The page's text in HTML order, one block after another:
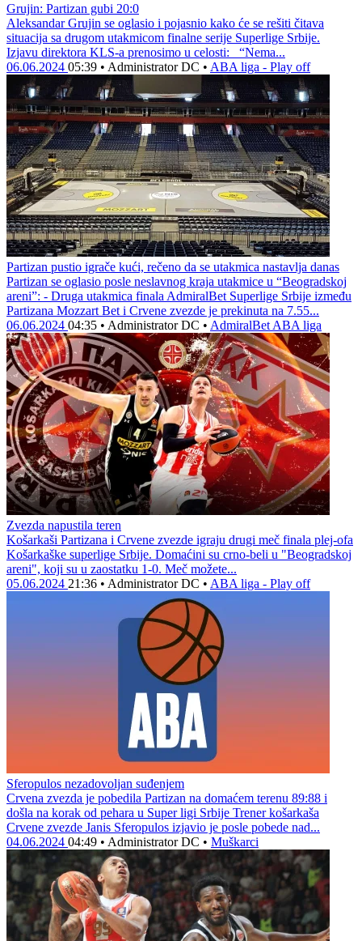
Grujin: Partizan gubi 20:0
Aleksandar Grujin se oglasio i pojasnio kako će se rešiti čitava
situacija sa drugom utakmicom finalne serije Superlige Srbije.
Izjavu direktora KLS-a prenosimo u celosti: “Nema...
06.06.2024 05:39 • Administrator DC • ABA liga - Play off
Partizan pustio igrače kući, rečeno da se utakmica nastavlja danas
Partizan se oglasio posle neslavnog kraja utakmice u “Beogradskoj
areni”: - Druga utakmica finala AdmiralBet Superlige Srbije između
Partizana Mozzart Bet i Crvene zvezde je prekinuta na 7.55...
06.06.2024 04:35 • Administrator DC • AdmiralBet ABA liga
Zvezda napustila teren
Košarkaši Partizana i Crvene zvezde igraju drugi meč finala plej-ofa
Košarkaške superlige Srbije. Domaćini su crno-beli u "Beogradskoj
areni", koji su u zaostatku 1-0. Meč možete...
05.06.2024 21:36 • Administrator DC • ABA liga - Play off
Sferopulos nezadovoljan suđenjem
Crvena zvezda je pobedila Partizan na domaćem terenu 89:88 i
došla na korak od pehara u Super ligi Srbije Trener košarkaša
Crvene zvezde Janis Sferopulos izjavio je posle pobede nad...
04.06.2024 04:49 • Administrator DC • Muškarci